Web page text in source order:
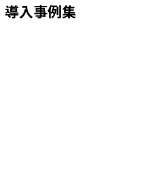
導入事例集